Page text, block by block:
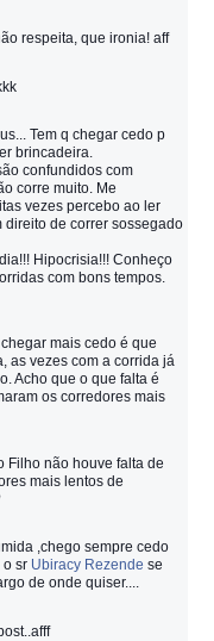
respeita, que ironia! aff
Tem q chegar cedo p
brincadeira.
confundidos com
corre muito. Me
vezes percebo ao ler
direito de correr sossegado
Hipocrisia!!! Conheço
com bons tempos.
mais cedo é que
as vezes com a corrida já
Acho que o que falta é
os corredores mais
Filho não houve falta de
mais lentos de
,chego sempre cedo
o sr Ubiracy Rezende se
de onde quiser....